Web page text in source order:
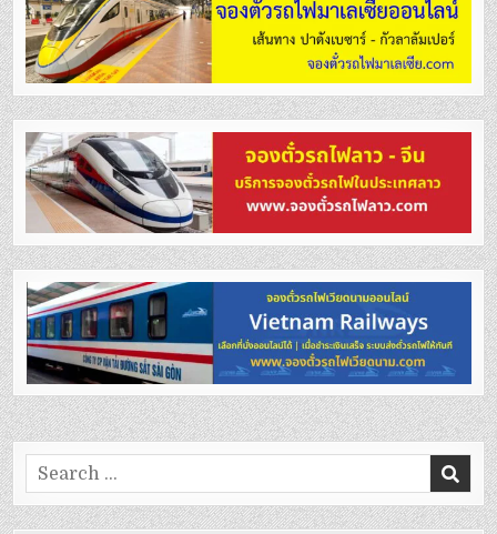
Search
for: